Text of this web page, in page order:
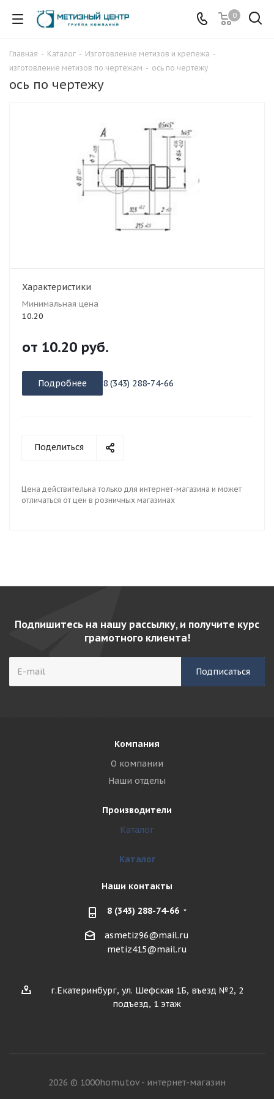
0
Главная - Каталог - Изготовление метизов и крепежа -
изготовление метизов по чертежам - ось по чертежу
ось по чертежу
Характеристики
Минимальная цена
10.20
от 10.20 руб.
Подробнее 8 (343) 288-74-66
Поделиться
Цена действительна только для интернет-магазина и может
отличаться от цен в розничных магазинах
Подпишитесь на нашу рассылку, и получите курс
грамотного клиента!
Компания
О компании
Наши отделы
Производители
Каталог
Каталог
Наши контакты
8 (343) 288-74-66
asmetiz96@mail.ru
metiz415@mail.ru
г.Екатеринбург, ул. Шефская 1Б, въезд №2, 2
подъезд, 1 этаж
2026 © 1000homutov - интернет-магазин